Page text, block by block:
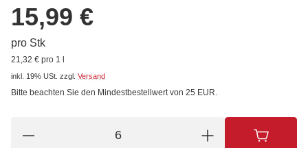
15,99 €
pro Stk
21,32 € pro 1 l
inkl. 19% USt. zzgl. Versand
Bitte beachten Sie den Mindestbestellwert von 25 EUR.